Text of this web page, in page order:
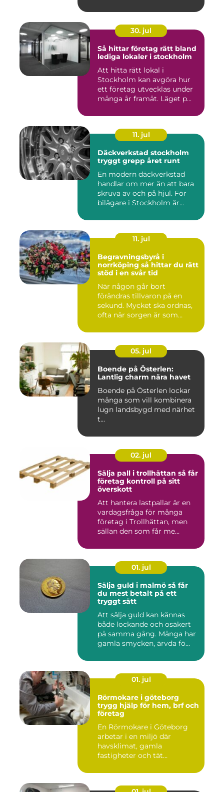
30. jul
Så hittar företag rätt bland
lediga lokaler i stockholm
Att hitta rätt lokal i
Stockholm kan avgöra hur
ett företag utvecklas under
många år framåt. Läget p...
11. jul
Däckverkstad stockholm
tryggt grepp året runt
En modern däckverkstad
handlar om mer än att bara
skruva av och på hjul. För
bilägare i Stockholm är...
11. jul
Begravningsbyrå i
norrköping så hittar du rätt
stöd i en svår tid
När någon går bort
förändras tillvaron på en
sekund. Mycket ska ordnas,
ofta när sorgen är som
05. jul
Boende på Österlen:
Lantlig charm nära havet
Boende på Österlen lockar
många som vill kombinera
lugn landsbygd med närhet
t...
02. jul
Sälja pall i trollhättan så får
företag kontroll på sitt
överskott
Att hantera lastpallar är en
vardagsfråga för många
företag i Trollhättan, men
sällan den som får me...
01. jul
Sälja guld i malmö så får
du mest betalt på ett
tryggt sätt
Att sälja guld kan kännas
både lockande och osäkert
på samma gång. Många har
gamla smycken, ärvda fö...
01. jul
Rörmokare i göteborg
trygg hjälp för hem, brf och
företag
En Rörmokare i Göteborg
arbetar i en miljö där
havsklimat, gamla
fastigheter och tät